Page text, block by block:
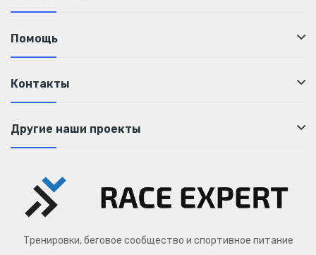
Помощь
Контакты
Другие наши проекты
Тренировки, беговое сообщество и спортивное питание